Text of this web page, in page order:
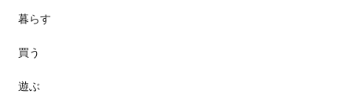
スイーツ
ランチ
カフェ
暮らす
買う
遊ぶ